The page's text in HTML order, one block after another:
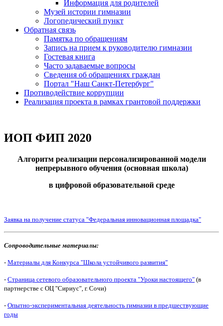
Информация для родителей
Музей истории гимназии
Логопедический пункт
Обратная связь
Памятка по обращениям
Запись на прием к руководителю гимназии
Гостевая книга
Часто задаваемые вопросы
Сведения об обращениях граждан
Портал "Наш Санкт-Петербург"
Противодействие коррупции
Реализация проекта в рамках грантовой поддержки
ИОП ФИП 2020
Алгоритм реализации персонализированной модели
непрерывного обучения (основная школа)
в цифровой образовательной среде
Заявка на получение статуса "Федеральная инновационная площадка"
Сопроводительные материалы:
- Материалы для Конкурса "Школа устойчивого развития"
- Страница сетевого образовательного проекта "Уроки настоящего" (в
партнерстве с ОЦ "Сириус", г. Сочи)
- Опытно-экспериментальная деятельность гимназии в предшествующие
годы